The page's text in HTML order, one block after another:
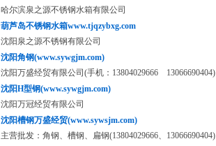
哈尔滨泉之源不锈钢水箱有限公司
葫芦岛不锈钢水箱www.tjqzybxg.com
沈阳泉之源不锈钢有限公司
沈阳角钢(www.sywgjm.com)
沈阳万盛经贸有限公司(手机：13804029666 13066690404)
沈阳H型钢(www.sywgjm.com)
沈阳万冠经贸有限公司
沈阳槽钢万盛经贸(www.sywsjm.com)
主营批发：角钢、槽钢、扁钢(13804029666、13066690404)